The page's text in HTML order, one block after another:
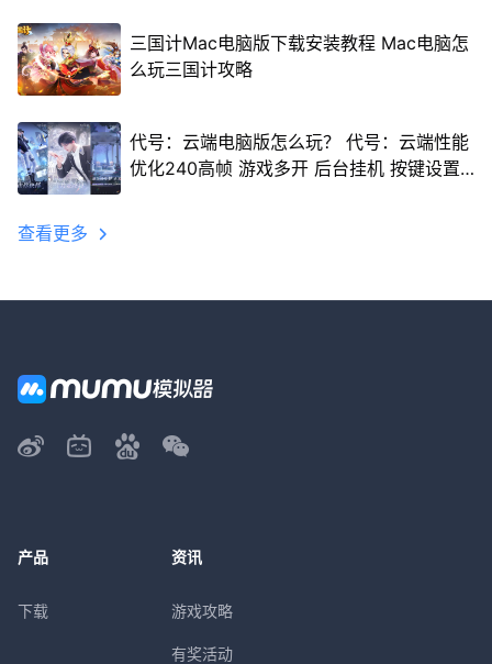
三国计Mac电脑版下载安装教程 Mac电脑怎
么玩三国计攻略
代号：云端电脑版怎么玩？ 代号：云端性能
优化240高帧 游戏多开 后台挂机 按键设置
查看更多
产品
下载
资讯
游戏攻略
有奖活动